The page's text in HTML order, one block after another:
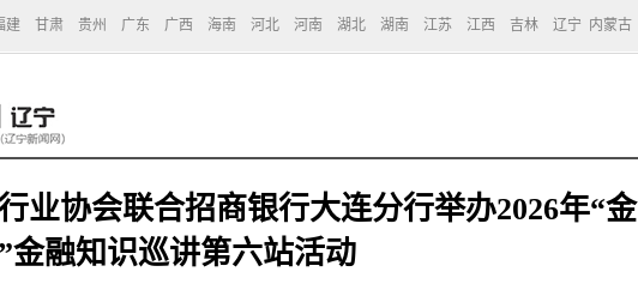
建 甘肃 贵州 广东 广西 海南 河北 河南 湖北 湖南 江苏 江西 吉林 辽宁 内蒙古
业协会联合招商银行大连分行举办2026年“金
金融知识巡讲第六站活动